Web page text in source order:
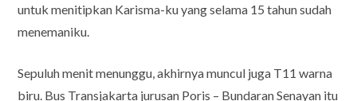
untuk menitipkan Karisma-ku yang selama 15 tahun sudah
menemaniku.
Sepuluh menit menunggu, akhirnya muncul juga T11 warna
biru. Bus Transjakarta jurusan Poris – Bundaran Senayan itu